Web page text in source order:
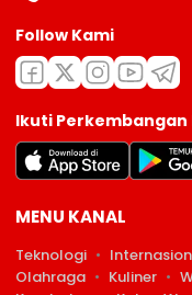
Follow Kami
Ikuti Perkembangan
MENU KANAL
Teknologi
Olahraga
Kuliner